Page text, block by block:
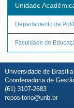
Unidade
Departamento de
Faculdade de
Universidade de
Coordenadoria de
(61) 3107-2683
repositorio@unb.br